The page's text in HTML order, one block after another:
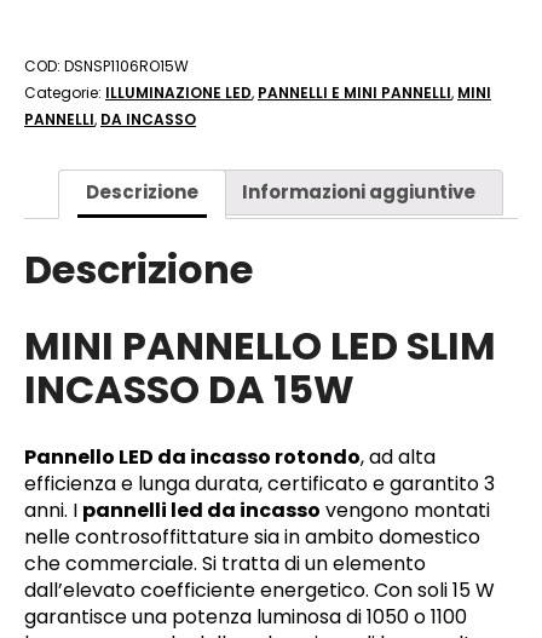
COD: DSNSP1106RO15W
Categorie: ILLUMINAZIONE LED, PANNELLI E MINI PANNELLI, MINI
PANNELLI, DA INCASSO
Descrizione Informazioni aggiuntive
Descrizione
MINI PANNELLO LED SLIM
INCASSO DA 15W
Pannello LED da incasso rotondo, ad alta
efficienza e lunga durata, certificato e garantito 3
anni. I pannelli led da incasso vengono montati
nelle controsoffittature sia in ambito domestico
che commerciale. Si tratta di un elemento
dall’elevato coefficiente energetico. Con soli 15 W
garantisce una potenza luminosa di 1050 o 1100